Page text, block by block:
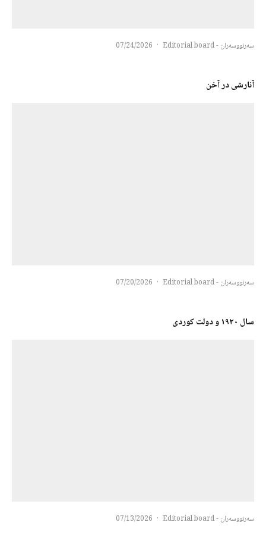
سەرنووسەران - Editorial board ·
07/24/2026
آنارشی در آخن
سەرنووسەران - Editorial board ·
07/20/2026
سال ١٩٢٠ و دولت کوردی
سەرنووسەران - Editorial board ·
07/13/2026